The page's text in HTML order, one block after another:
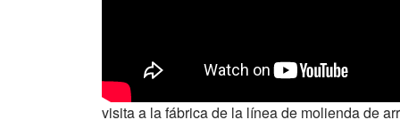
visita a la fábrica de la línea de molienda de